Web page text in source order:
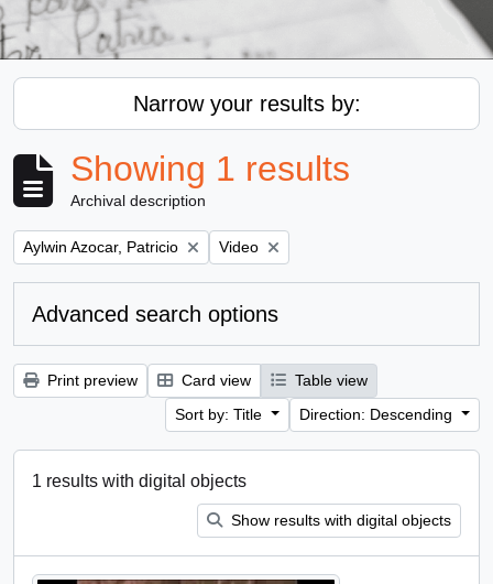
Narrow your results by:
Showing 1 results
Archival description
Remove filter:
Aylwin Azocar, Patricio Remove filter:
Video
Advanced search options
Print preview Card view
Table view
Sort by: Title
Direction: Descending
1 results with digital objects
Show results with digital objects